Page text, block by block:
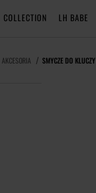
COLLECTION LH BABE
AKCESORIA SMYCZE DO KLUCZY